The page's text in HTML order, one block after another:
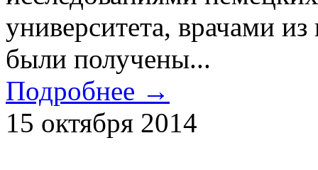
университета, врачами
были получены...
Подробнее →
15 октября 2014